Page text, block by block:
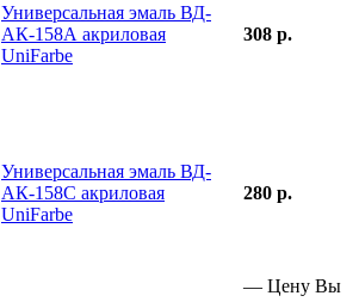
Универсальная эмаль ВД-
АК-158А акриловая
UniFarbe
308 р.
Универсальная эмаль ВД-
АК-158С акриловая
UniFarbe
280 р.
— Цену Вы